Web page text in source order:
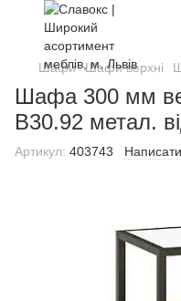
Шафи Шафи верхні
Шафа 300 мм
В30.92 метал.
Артикул: 403743 Написати